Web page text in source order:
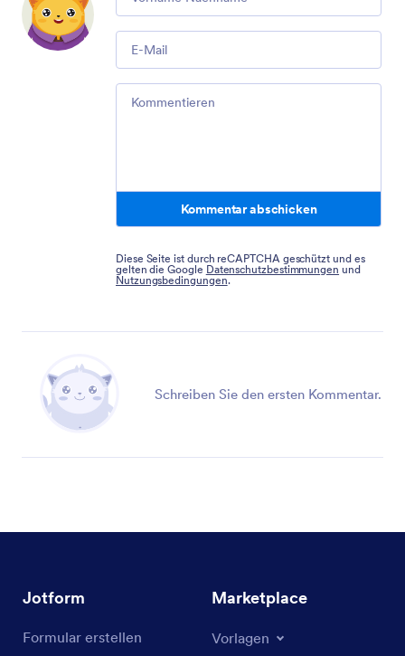
Email
Comment
Kommentar abschicken
Diese Seite ist durch reCAPTCHA geschützt und es
gelten die Google Datenschutzbestimmungen und
Nutzungsbedingungen.
Schreiben Sie den ersten Kommentar.
Jotform
Formular erstellen
Marketplace
Vorlagen